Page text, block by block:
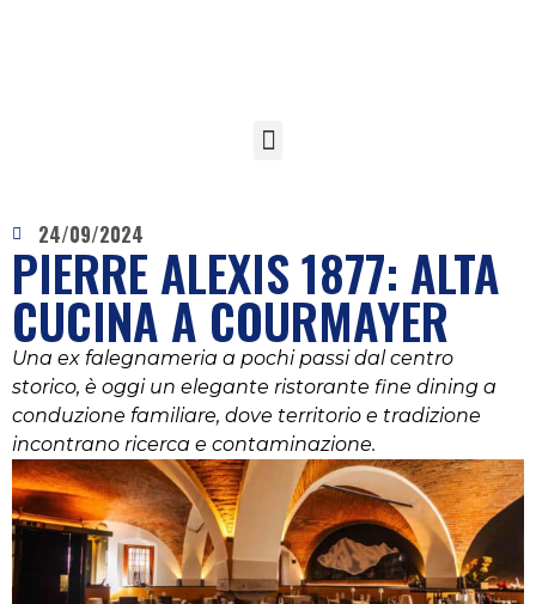
24/09/2024
PIERRE ALEXIS 1877: ALTA
CUCINA A COURMAYER
Una ex falegnameria a pochi passi dal centro
storico, è oggi un elegante ristorante fine dining a
conduzione familiare, dove territorio e tradizione
incontrano ricerca e contaminazione.